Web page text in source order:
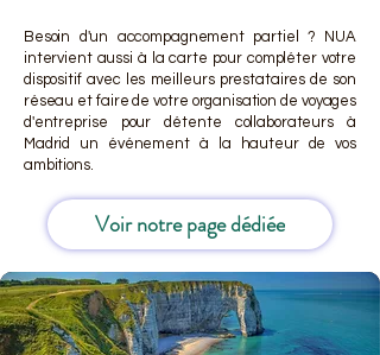
Besoin d'un accompagnement partiel ? NUA
intervient aussi à la carte pour compléter votre
dispositif avec les meilleurs prestataires de son
réseau et faire de votre organisation de voyages
d'entreprise pour détente collaborateurs à
Madrid un événement à la hauteur de vos
ambitions.
Voir notre page dédiée